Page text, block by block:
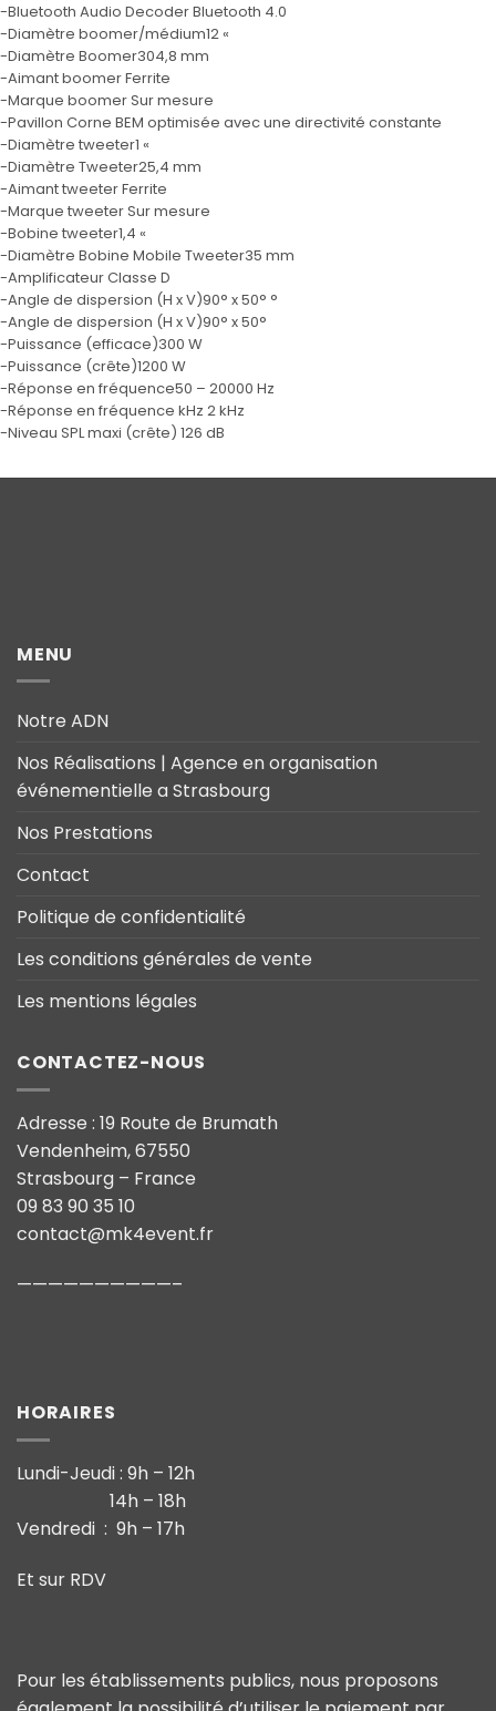
-Bluetooth Audio Decoder Bluetooth 4.0
-Diamètre boomer/médium12 «
-Diamètre Boomer304,8 mm
-Aimant boomer Ferrite
-Marque boomer Sur mesure
-Pavillon Corne BEM optimisée avec une directivité constante
-Diamètre tweeter1 «
-Diamètre Tweeter25,4 mm
-Aimant tweeter Ferrite
-Marque tweeter Sur mesure
-Bobine tweeter1,4 «
-Diamètre Bobine Mobile Tweeter35 mm
-Amplificateur Classe D
-Angle de dispersion (H x V)90° x 50° °
-Angle de dispersion (H x V)90° x 50°
-Puissance (efficace)300 W
-Puissance (crête)1200 W
-Réponse en fréquence50 – 20000 Hz
-Réponse en fréquence kHz 2 kHz
-Niveau SPL maxi (crête) 126 dB
MENU
Notre ADN
Nos Réalisations | Agence en organisation
événementielle a Strasbourg
Nos Prestations
Contact
Politique de confidentialité
Les conditions générales de vente
Les mentions légales
CONTACTEZ-NOUS
Adresse : 19 Route de Brumath
Vendenheim, 67550
Strasbourg – France
09 83 90 35 10
contact@mk4event.fr
——————————–
HORAIRES
Lundi-Jeudi : 9h – 12h
14h – 18h
Vendredi : 9h – 17h
Et sur RDV
Pour les établissements publics, nous proposons